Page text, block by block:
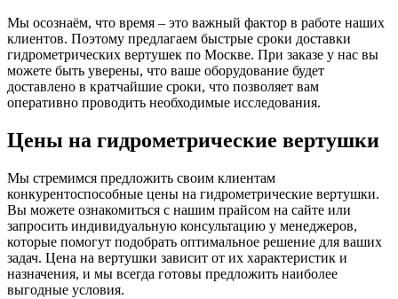
Мы осознаём, что время – это важный фактор в работе наших
клиентов. Поэтому предлагаем быстрые сроки доставки
гидрометрических вертушек по Москве. При заказе у нас вы
можете быть уверены, что ваше оборудование будет
доставлено в кратчайшие сроки, что позволяет вам
оперативно проводить необходимые исследования.
Цены на гидрометрические вертушки
Мы стремимся предложить своим клиентам
конкурентоспособные цены на гидрометрические вертушки.
Вы можете ознакомиться с нашим прайсом на сайте или
запросить индивидуальную консультацию у менеджеров,
которые помогут подобрать оптимальное решение для ваших
задач. Цена на вертушки зависит от их характеристик и
назначения, и мы всегда готовы предложить наиболее
выгодные условия.